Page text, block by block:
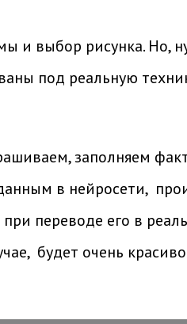
и выбор рисунка. Но,
под реальную
заполняем
в нейросети,
переводе его в
будет очень